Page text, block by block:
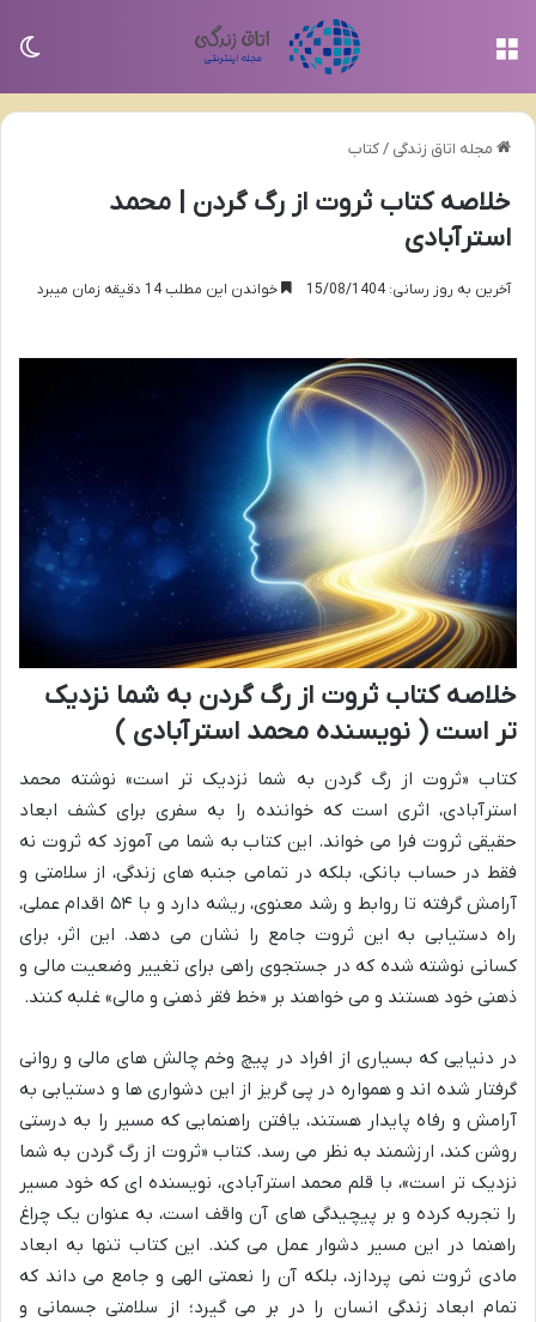
مجله اتاق زندگی /کتاب
خلاصه کتاب ثروت از رگ گردن | محمد
استرآبادی
آخرین به روز رسانی: 15/08/1404 خواندن این مطلب 14 دقیقه زمان میبرد
خلاصه کتاب ثروت از رگ گردن به شما نزدیک
تر است ( نویسنده محمد استرآبادی )
کتاب «ثروت از رگ گردن به شما نزدیک تر است» نوشته محمد
استرآبادی، اثری است که خواننده را به سفری برای کشف ابعاد
حقیقی ثروت فرا می خواند. این کتاب به شما می آموزد که ثروت نه
فقط در حساب بانکی، بلکه در تمامی جنبه های زندگی، از سلامتی و
آرامش گرفته تا روابط و رشد معنوی، ریشه دارد و با ۵۴ اقدام عملی،
راه دستیابی به این ثروت جامع را نشان می دهد. این اثر، برای
کسانی نوشته شده که در جستجوی راهی برای تغییر وضعیت مالی و
ذهنی خود هستند و می خواهند بر «خط فقر ذهنی و مالی» غلبه کنند.
در دنیایی که بسیاری از افراد در پیچ وخم چالش های مالی و روانی
گرفتار شده اند و همواره در پی گریز از این دشواری ها و دستیابی به
آرامش و رفاه پایدار هستند، یافتن راهنمایی که مسیر را به درستی
روشن کند، ارزشمند به نظر می رسد. کتاب «ثروت از رگ گردن به شما
نزدیک تر است»، با قلم محمد استرآبادی، نویسنده ای که خود مسیر
را تجربه کرده و بر پیچیدگی های آن واقف است، به عنوان یک چراغ
راهنما در این مسیر دشوار عمل می کند. این کتاب تنها به ابعاد
مادی ثروت نمی پردازد، بلکه آن را نعمتی الهی و جامع می داند که
تمام ابعاد زندگی انسان را در بر می گیرد؛ از سلامتی جسمانی و